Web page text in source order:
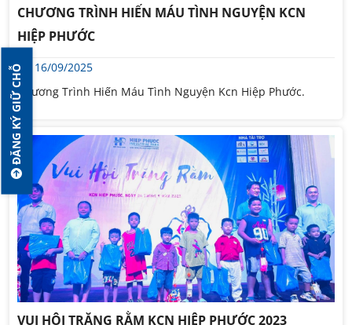
ĐĂNG KÝ GIỮ CHỖ
CHƯƠNG TRÌNH HIẾN MÁU TÌNH NGUYỆN KCN
HIỆP PHƯỚC
16/09/2025
Chương Trình Hiến Máu Tình Nguyện Kcn Hiệp Phước.
VUI HỘI TRĂNG RẰM KCN HIỆP PHƯỚC 2023